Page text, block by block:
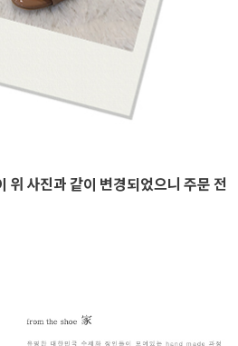
위 사진과 같이 변경되었으니 주문 전